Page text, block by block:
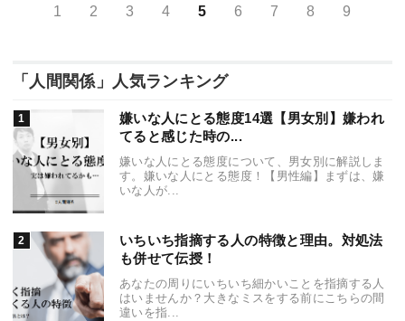
1 2 3 4 5 6 7 8 9
「人間関係」人気ランキング
嫌いな人にとる態度14選【男女別】嫌われ
てると感じた時の...
嫌いな人にとる態度について、男女別に解説しま
す。嫌いな人にとる態度！【男性編】まずは、嫌
いな人が...
いちいち指摘する人の特徴と理由。対処法
も併せて伝授！
あなたの周りにいちいち細かいことを指摘する人
はいませんか？大きなミスをする前にこちらの間
違いを指...